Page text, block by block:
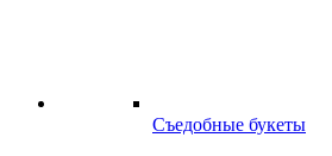
Съедобные букеты